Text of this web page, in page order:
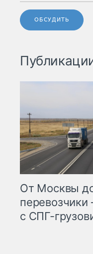
ОБСУДИТЬ
От Москвы
с СПГ-